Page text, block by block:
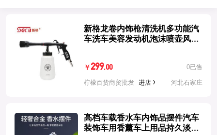
新格龙卷内饰枪清洗机多功能汽
车洗车美容发动机泡沫喷壶风工
￥ 299.00 0已售
柠檬百货商贸批发 进店 河北石家庄
高档车载香水车内饰品摆件汽车
装饰车用香薰车上用品持久淡香